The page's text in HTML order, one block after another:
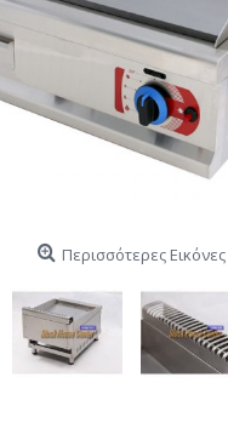
Περισσότερες Εικόνες